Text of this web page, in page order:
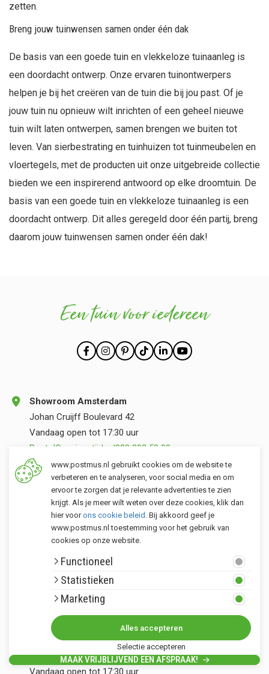
zetten.
Breng jouw tuinwensen samen onder één dak
De basis van een goede tuin en vlekkeloze tuinaanleg is
een doordacht ontwerp. Onze ervaren tuinontwerpers
helpen je bij het creëren van de tuin die bij jou past. Of je
jouw tuin nu opnieuw wilt inrichten of een geheel nieuwe
tuin wilt laten ontwerpen, samen brengen we buiten tot
leven. Van sierbestrating en tuinhuizen tot tuinmeubelen en
vloertegels, met de producten uit onze uitgebreide collectie
bieden we een inspirerend antwoord op elke droomtuin. De
basis van een goede tuin en vlekkeloze tuinaanleg is een
doordacht ontwerp. Dit alles geregeld door één partij, breng
daarom jouw tuinwensen samen onder één dak!
Een tuin voor iedereen
Showroom Amsterdam
Johan Cruijff Boulevard 42
Vandaag open tot 17:30 uur
Route |Openingstijden |020 802 50 00
Showroom Lisse
Rooversbroekdijk 109
Vandaag open tot 17:30 uur
Openingstijden 0252 414412
Torenvlietslaan 3
Vandaag open tot 17:30 uur
Opslag vandaag open tot 17:00 uur
Openingstijden|071 401 34 44
Showroom Zwaanshoek
Hillegommerdijk 554
Vandaag open tot 17:30 uur
MAAK VRIJBLIJVEND EEN AFSPRAAK!
www.postmus.nl gebruikt cookies om de website te
verbeteren en te analyseren, voor social media en om
ervoor te zorgen dat je relevante advertenties te zien
krijgt. Als je meer wilt weten over deze cookies, klik dan
hier voorons cookie beleid . Bij akkoord geef je
www.postmus.nl toestemming voor het gebruik van
cookies op onze website.
Functioneel
Statistieken
Marketing
Selectie accepteren
Alles accepteren